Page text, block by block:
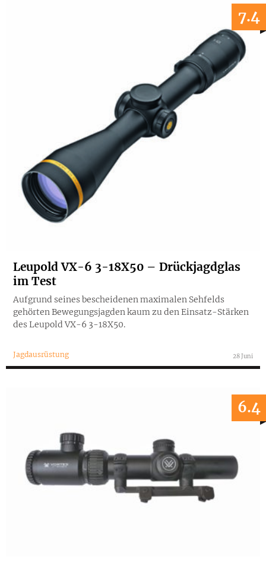
7.4
Leupold VX-6 3-18X50 – Drückjagdglas
im Test
Aufgrund seines bescheidenen maximalen Sehfelds
gehörten Bewegungsjagden kaum zu den Einsatz-Stärken
des Leupold VX-6 3-18X50.
Jagdausrüstung 28 Juni
6.4